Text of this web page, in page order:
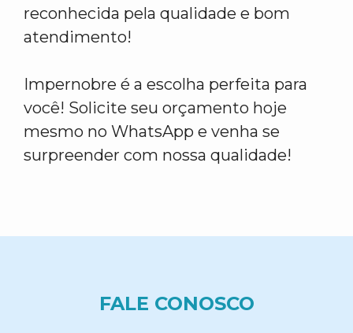
reconhecida pela qualidade e bom
atendimento!
Impernobre é a escolha perfeita para
você! Solicite seu orçamento hoje
mesmo no WhatsApp e venha se
surpreender com nossa qualidade!
FALE CONOSCO